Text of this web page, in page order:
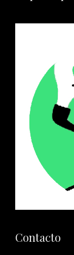
Contacto